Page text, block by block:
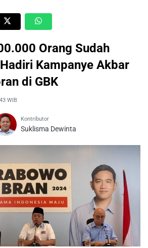
Orang Sudah
Kampanye Akbar
di GBK
WIB
Kontributor
Suklisma Dewinta